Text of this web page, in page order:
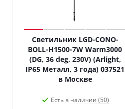
Светильник LGD-CONO-
BOLL-H1500-7W Warm3000
(DG, 36 deg, 230V) (Arlight,
IP65 Металл, 3 года) 037521
в Москве
Есть в наличии (50)